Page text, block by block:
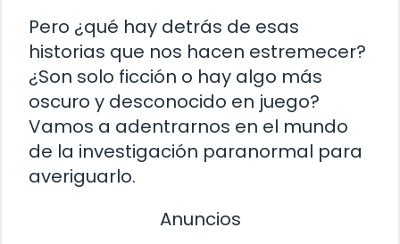
Pero ¿qué hay detrás de esas
historias que nos hacen estremecer?
¿Son solo ficción o hay algo más
oscuro y desconocido en juego?
Vamos a adentrarnos en el mundo
de la investigación paranormal para
averiguarlo.
Anuncios